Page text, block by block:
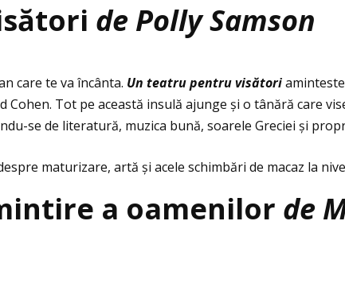
de Polly Samson
care te va încânta. Un teatru pentru visători
Tot pe această insulă ajunge și o tânără care
se de literatură, muzica bună, soarele Greciei și
maturizare, artă și acele schimbări de macaz la
a oamenilor de